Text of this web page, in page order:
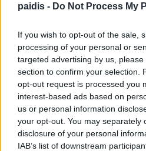
paidis - Do Not Process My
If you wish to opt-out of the sale,
processing of your personal or
targeted advertising by us,
section to confirm your selection.
opt-out request is processed you
interest-based ads based on
us or personal information
your opt-out. You may separately
disclosure of your personal
IAB’s list of downstream